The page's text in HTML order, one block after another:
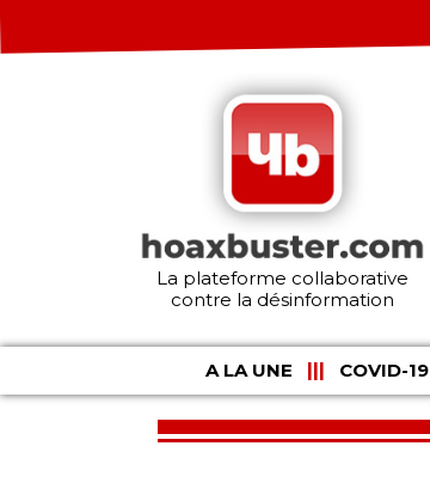
La plateforme collaborative
contre la désinformation
A LA UNE COVID-19